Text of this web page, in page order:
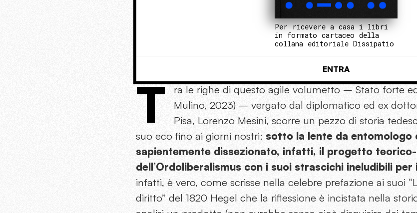
Per ricevere a casa i libri
in formato cartaceo della
collana editoriale Dissipatio
ENTRA
T
ra le righe di questo agile volumetto – Stato forte
Mulino, 2023) – vergato dal diplomatico ed ex
Pisa, Lorenzo Mesini, scorre un pezzo di storia
suo eco fino ai giorni nostri: sotto la lente da entomologo
sapientemente dissezionato, infatti, il progetto
dell’Ordoliberalismus con i suoi strascichi ineludibili
infatti, è vero, come scrisse nella celebre prefazione ai suoi
diritto” del 1820 Hegel che la riflessione è incistata nella